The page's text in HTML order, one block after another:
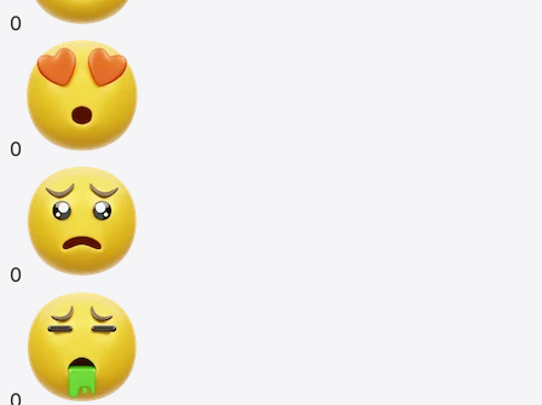
0
0
0
0